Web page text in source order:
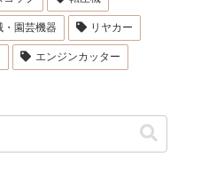
・園芸機器 リヤカー
エンジンカッター